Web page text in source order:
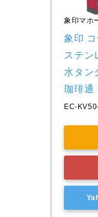
象印マホ
象印
ステン
水タン
珈琲通
EC-